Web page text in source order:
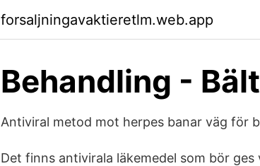
forsaljningavaktieretlm.web.app
Behandling -
Antiviral metod mot herpes banar väg för
Det finns antivirala läkemedel som bör